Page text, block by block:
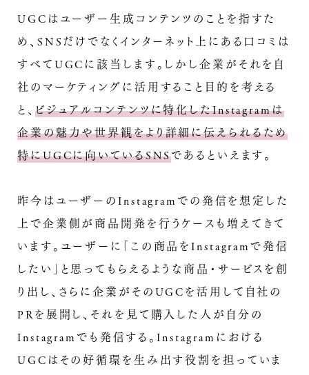
UGCはユーザー生成コンテンツのことを指すた
め、SNSだけでなくインターネット上にある口コミは
すべてUGCに該当します。しかし企業がそれを自
社のマーケティングに活用すること目的を考える
と、 ビジュアルコンテンツに特化したInstagramは
企業の魅力や世界観をより詳細に伝えられるため
特にUGCに向いているSNSであるといえます。
昨今はユーザーのInstagramでの発信を想定した
上で企業側が商品開発を行うケースも増えてきて
います。ユーザーに「この商品をInstagramで発信
したい」と思ってもらえるような商品・サービスを創
り出し、さらに企業がそのUGCを活用して自社の
PRを展開し、それを見て購入した人が自分の
Instagramでも発信する。Instagramにおける
UGCはその好循環を生み出す役割を担っていま